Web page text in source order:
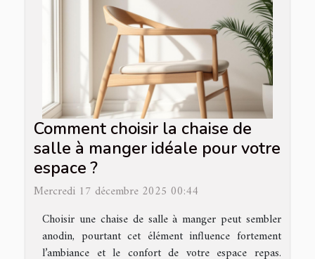
Comment choisir la chaise de
salle à manger idéale pour votre
espace ?
Mercredi 17 décembre 2025 00:44
Choisir une chaise de salle à manger peut sembler
anodin, pourtant cet élément influence fortement
l’ambiance et le confort de votre espace repas.